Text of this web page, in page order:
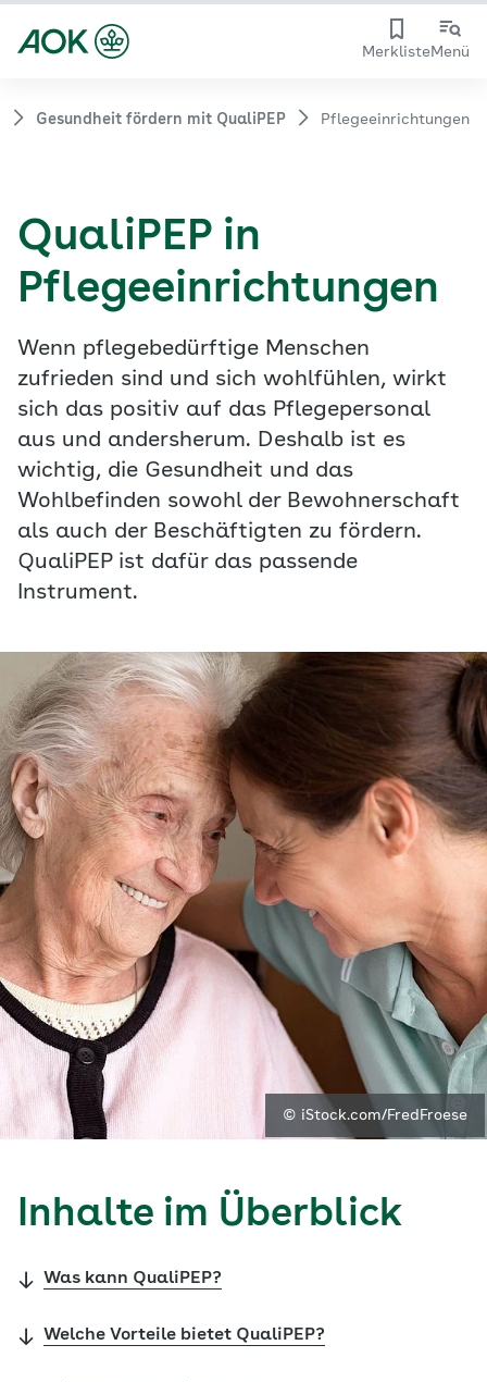
MerklisteMenü
Gesundheit fördern mit QualiPEP Pflegeeinrichtungen
QualiPEP in
Pflegeeinrichtungen
Wenn pflegebedürftige Menschen
zufrieden sind und sich wohlfühlen, wirkt
sich das positiv auf das Pflegepersonal
aus und andersherum. Deshalb ist es
wichtig, die Gesundheit und das
Wohlbefinden sowohl der Bewohnerschaft
als auch der Beschäftigten zu fördern.
QualiPEP ist dafür das passende
Instrument.
© iStock.com/FredFroese
Inhalte im Überblick
Was kann QualiPEP?
Welche Vorteile bietet QualiPEP?